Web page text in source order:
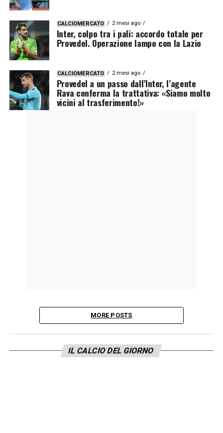
CALCIOMERCATO 2 mesi ago
Inter, colpo tra i pali: accordo totale per
Provedel. Operazione lampo con la Lazio
CALCIOMERCATO 2 mesi ago
Provedel a un passo dall’Inter, l’agente
Rava conferma la trattativa: «Siamo molto
vicini al trasferimento!»
MORE POSTS
IL CALCIO DEL GIORNO